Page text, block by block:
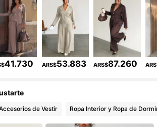
Seguidores
228K Seguidores
Seguidores
Seguidores
41.730 ARS$53.883 ARS$87.260
de Vestir Ropa Interior y Ropa de